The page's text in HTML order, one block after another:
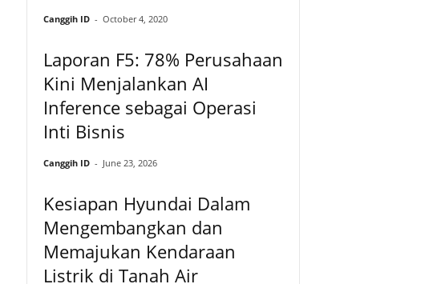
Canggih ID - October 4, 2020
Laporan F5: 78% Perusahaan
Kini Menjalankan AI
Inference sebagai Operasi
Inti Bisnis
Canggih ID - June 23, 2026
Kesiapan Hyundai Dalam
Mengembangkan dan
Memajukan Kendaraan
Listrik di Tanah Air